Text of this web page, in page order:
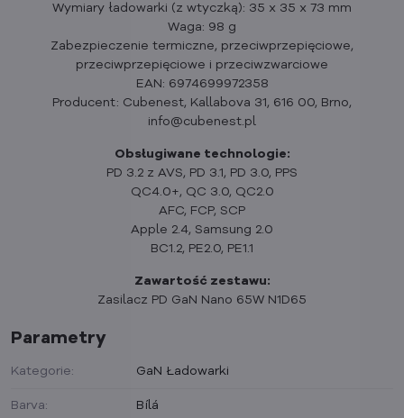
Wymiary ładowarki (z wtyczką): 35 x 35 x 73 mm
Waga: 98 g
Zabezpieczenie termiczne, przeciwprzepięciowe,
przeciwprzepięciowe i przeciwzwarciowe
EAN: 6974699972358
Producent: Cubenest, Kallabova 31, 616 00, Brno,
info@cubenest.pl
Obsługiwane technologie:
PD 3.2 z AVS, PD 3.1, PD 3.0, PPS
QC4.0+, QC 3.0, QC2.0
AFC, FCP, SCP
Apple 2.4, Samsung 2.0
BC1.2, PE2.0, PE1.1
Zawartość zestawu:
Zasilacz PD GaN Nano 65W N1D65
Parametry
Kategorie: GaN Ładowarki
Barva: Bílá